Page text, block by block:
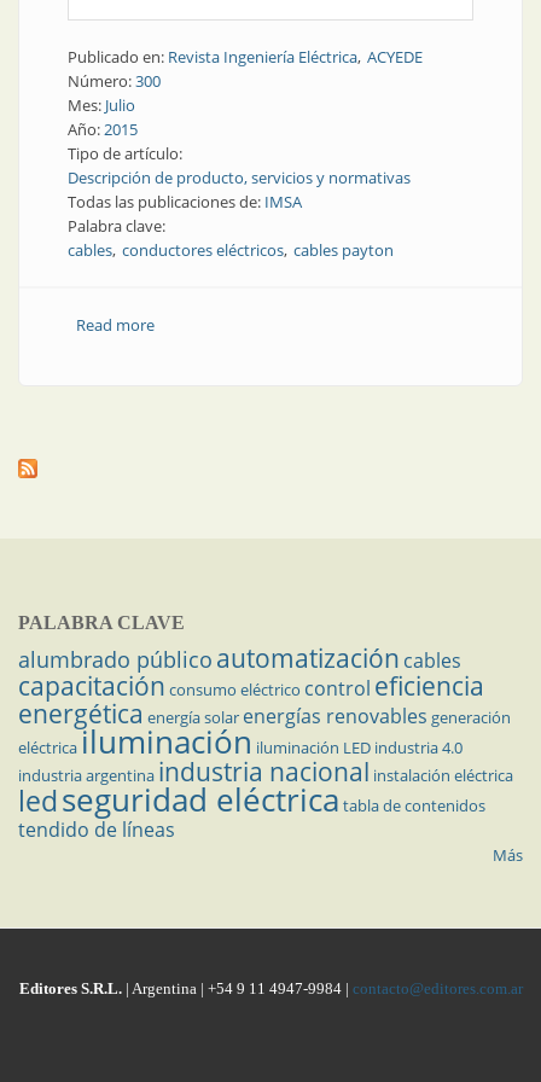
Publicado en: Revista Ingeniería Eléctrica ACYEDE
Número:300
Mes: Julio
Año:2015
Tipo de artículo:
Descripción de producto, servicios y normativas
Todas las publicaciones de: IMSA
Palabra clave:
cables conductores eléctricos cables payton
Read moreabout Producto | Cables Payton, potencia en
PALABRA CLAVE
alumbrado público automatización cables
capacitación consumo eléctrico control eficiencia
energética energía solar energías renovables generación
eléctricailuminación iluminación LED industria 4.0
industria argentina industria nacional instalación eléctrica
ledseguridad eléctrica tabla de contenidos
tendido de líneas
Más
Editores S.R.L.| Argentina | +54 9 11 4947-9984 | contacto@editores.com.ar